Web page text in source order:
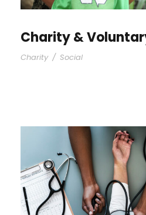
Charity &
Charity / Social